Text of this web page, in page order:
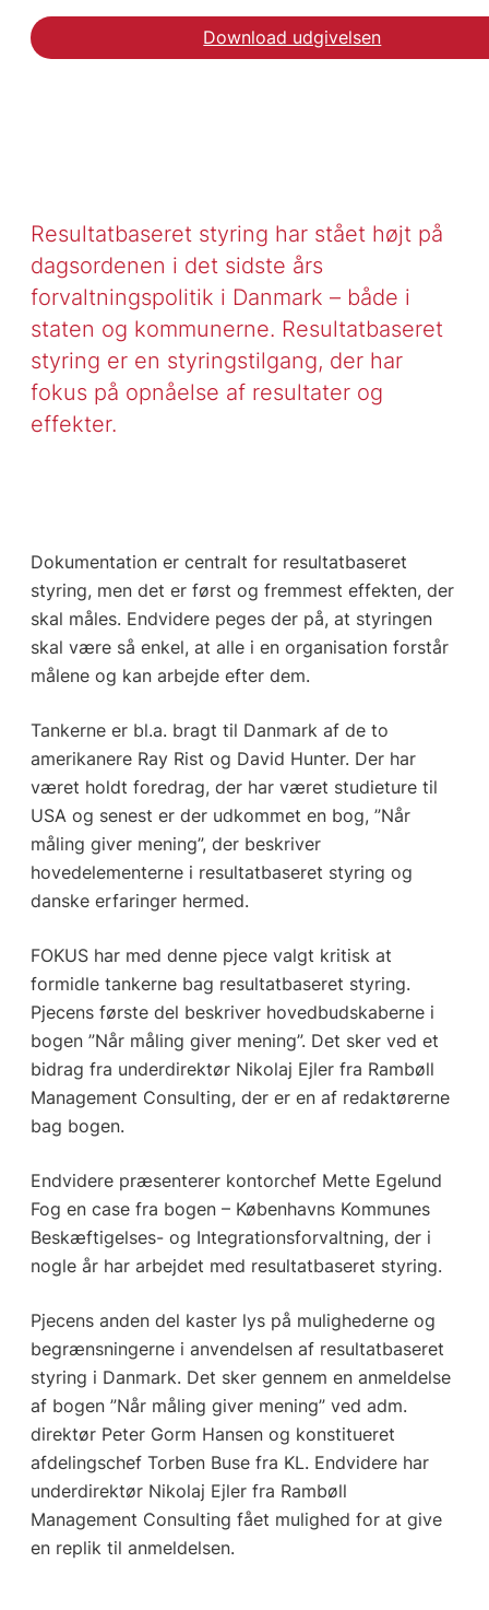
Download udgivelsen
Resultatbaseret styring har stået højt på
dagsordenen i det sidste års
forvaltningspolitik i Danmark – både i
staten og kommunerne. Resultatbaseret
styring er en styringstilgang, der har
fokus på opnåelse af resultater og
effekter.
Dokumentation er centralt for resultatbaseret
styring, men det er først og fremmest effekten, der
skal måles. Endvidere peges der på, at styringen
skal være så enkel, at alle i en organisation forstår
målene og kan arbejde efter dem.
Tankerne er bl.a. bragt til Danmark af de to
amerikanere Ray Rist og David Hunter. Der har
været holdt foredrag, der har været studieture til
USA og senest er der udkommet en bog, ”Når
måling giver mening”, der beskriver
hovedelementerne i resultatbaseret styring og
danske erfaringer hermed.
FOKUS har med denne pjece valgt kritisk at
formidle tankerne bag resultatbaseret styring.
Pjecens første del beskriver hovedbudskaberne i
bogen ”Når måling giver mening”. Det sker ved et
bidrag fra underdirektør Nikolaj Ejler fra Rambøll
Management Consulting, der er en af redaktørerne
bag bogen.
Endvidere præsenterer kontorchef Mette Egelund
Fog en case fra bogen – Københavns Kommunes
Beskæftigelses- og Integrationsforvaltning, der i
nogle år har arbejdet med resultatbaseret styring.
Pjecens anden del kaster lys på mulighederne og
begrænsningerne i anvendelsen af resultatbaseret
styring i Danmark. Det sker gennem en anmeldelse
af bogen ”Når måling giver mening” ved adm.
direktør Peter Gorm Hansen og konstitueret
afdelingschef Torben Buse fra KL. Endvidere har
underdirektør Nikolaj Ejler fra Rambøll
Management Consulting fået mulighed for at give
en replik til anmeldelsen.